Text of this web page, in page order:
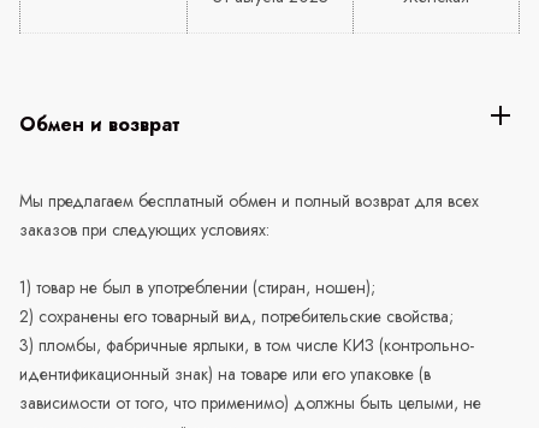
Обмен и возврат
Мы предлагаем бесплатный обмен и полный возврат для всех
заказов при следующих условиях:
1) товар не был в употреблении (стиран, ношен);
2) сохранены его товарный вид, потребительские свойства;
3) пломбы, фабричные ярлыки, в том числе КИЗ (контрольно-
идентификационный знак) на товаре или его упаковке (в
зависимости от того, что применимо) должны быть целыми, не